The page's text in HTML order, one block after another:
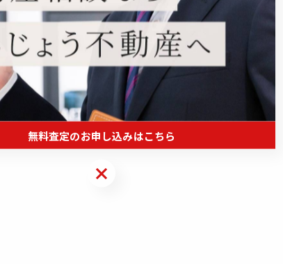
無料査定のお申し込みはこちら
無料査定のお申し込みはこちら